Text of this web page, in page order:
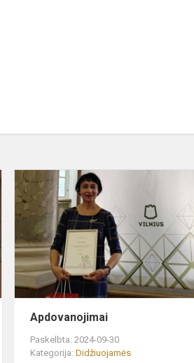
Dviračių
figūrinio
vairavimo
varžybos
"Dienai
be
automobili...
Apdovanojimai
Paskelbta: 2024-09-30
Kategorija:Didžiuojamės